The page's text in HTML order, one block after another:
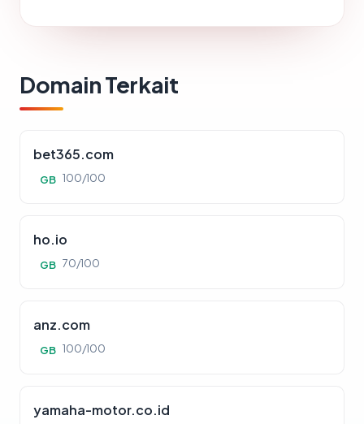
Domain Terkait
bet365.com
GB 100/100
ho.io
GB 70/100
anz.com
GB 100/100
yamaha-motor.co.id